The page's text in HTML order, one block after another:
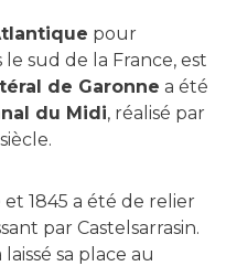
pour
sud de la France, est
de Garonne a été
du Midi, réalisé par
1845 a été de relier
par Castelsarrasin.
sa place au